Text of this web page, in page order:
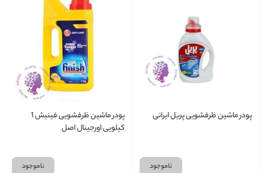
پودر ماشین ظرفشویی پریل ایرانی
ناموجود
پودر ماشین ظرفشویی فینیش 1
کیلویی اورجینال اصل
ناموجود